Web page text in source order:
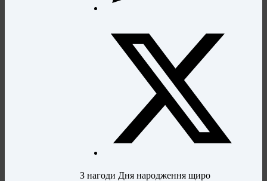
З нагоди Дня народження щиро